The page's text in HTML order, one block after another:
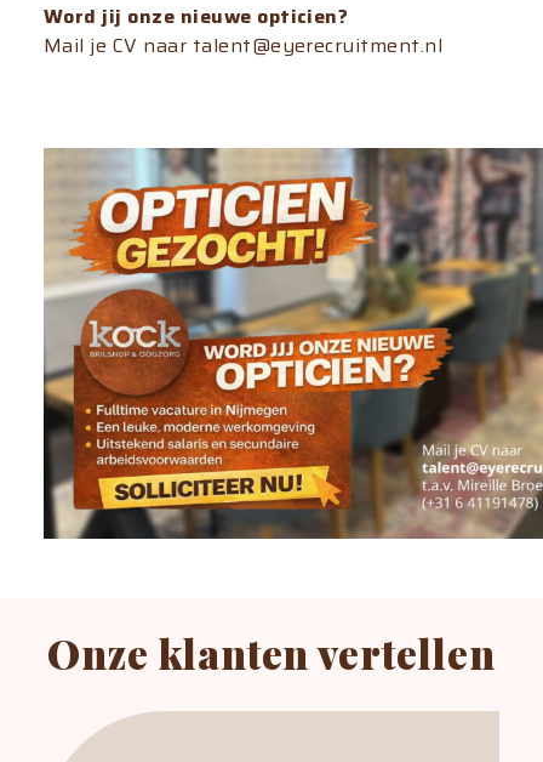
Word jij onze nieuwe opticien?
Mail je CV naar talent@eyerecruitment.nl
Onze klanten vertellen